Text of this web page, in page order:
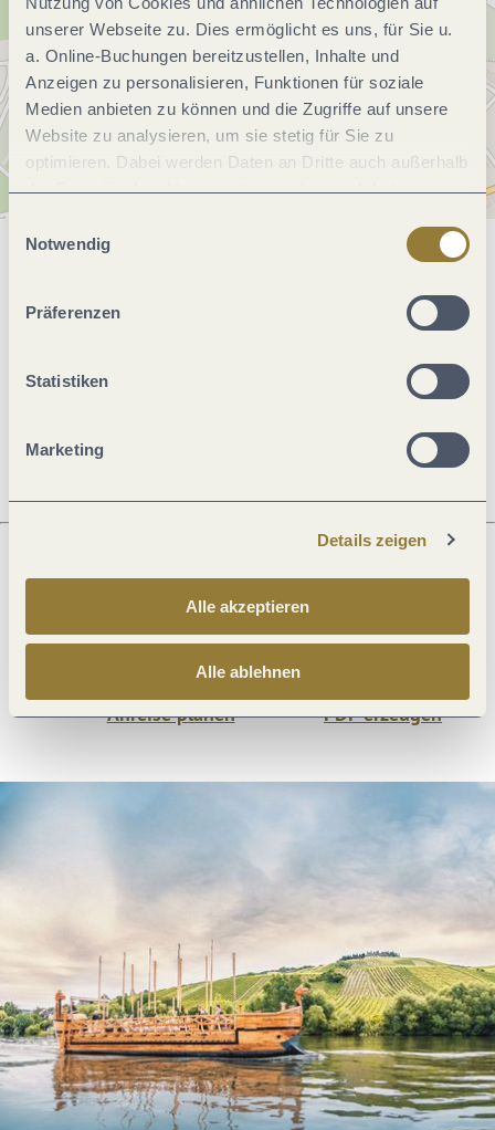
unserer Webseite zu. Dies ermöglicht es uns, für Sie u.
a. Online-Buchungen bereitzustellen, Inhalte und
Anzeigen zu personalisieren, Funktionen für soziale
Medien anbieten zu können und die Zugriffe auf unsere
Website zu analysieren, um sie stetig für Sie zu
optimieren. Dabei werden Daten an Dritte auch außerhalb
der Europäischen Union weitergegeben und dort
jederzeit widerrufen werden. Mit der Auswahl "Alle
ablehnen" kann es zu Beeinträchtigungen in der Nutzung
Notwendig
Präferenzen
Statistiken
Marketing
Details zeigen
Alle akzeptieren
Alle ablehnen
Allgemeine Informationen
Was möchtest du als nächstes tun?
Anreise planen PDF erzeugen